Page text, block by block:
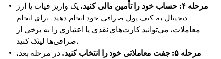
مرحله ۴: حساب خود را تأمین مالی کنید.
یک واریز فیات یا ارز
دیجیتال به کیف پول صرافی خود انجام دهید. برای انجام
معاملات، می‌توانید کارت‌های نقدی یا اعتباری را به برخی از
صرافی‌ها لینک کنید.
مرحله ۵: جفت معاملاتی خود را انتخاب کنید.
در مرحله بعد،